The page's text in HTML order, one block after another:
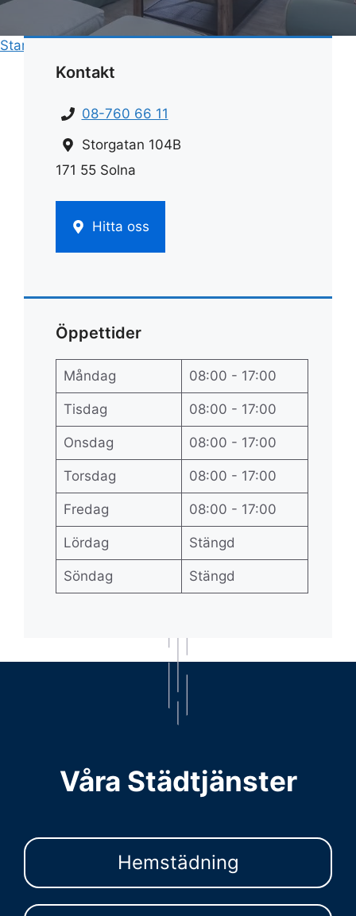
Start
Kontakt
08-760 66 11
Storgatan 104B
171 55 Solna
Hitta oss
Öppettider
Måndag 08:00 - 17:00
Tisdag 08:00 - 17:00
Onsdag 08:00 - 17:00
Torsdag 08:00 - 17:00
Fredag 08:00 - 17:00
Lördag Stängd
Söndag Stängd
Våra Städtjänster
Hemstädning